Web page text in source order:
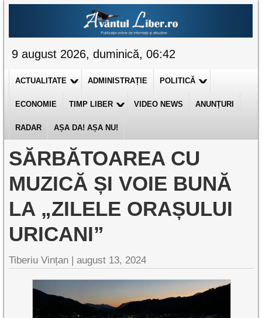
9 august 2026, duminică, 06:42
ACTUALITATE ADMINISTRAȚIE POLITICĂ
ECONOMIE TIMP LIBER VIDEO NEWS ANUNȚURI
RADAR AȘA DA! AȘA NU!
SĂRBĂTOAREA CU
MUZICĂ ȘI VOIE BUNĂ
LA „ZILELE ORAȘULUI
URICANI”
Tiberiu Vințan |august 13, 2024